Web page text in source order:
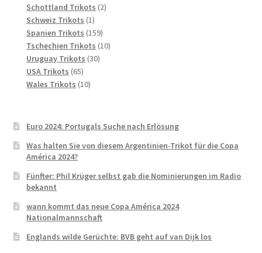
Produkte
Schottland Trikots 22
Schweiz Trikots 11
Produkt
Spanien Trikots 159159
Produkte
Tschechien Trikots 1010
Uruguay Trikots 3030
USA Trikots 6565
Produkte
Wales Trikots 1010
Euro 2024: Portugals Suche nach Erlösung
Was halten Sie von diesem Argentinien-Trikot für die Copa
América 2024?
Fünfter: Phil Krüger selbst gab die Nominierungen im Radio
bekannt
wann kommt das neue Copa América 2024
Nationalmannschaft
Englands wilde Gerüchte: BVB geht auf van Dijk los